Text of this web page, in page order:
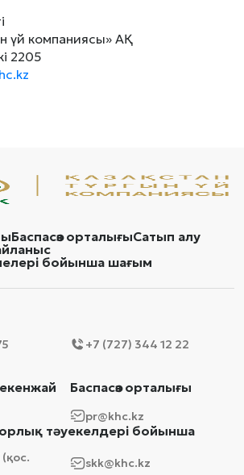
үй компаниясы» АҚ
2205
Баспасөз орталығыСатып алу
бойынша шағым
+7 (727) 344 12 22
Баспасөз орталығы
pr@khc.kz
тәуекелдері бойынша
skk@khc.kz